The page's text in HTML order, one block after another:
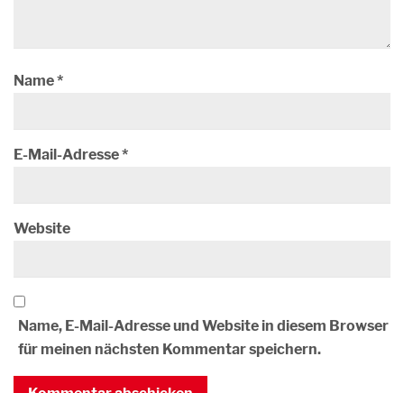
Name*
E-Mail-Adresse*
Website
Name, E-Mail-Adresse und Website in diesem Browser
für meinen nächsten Kommentar speichern.